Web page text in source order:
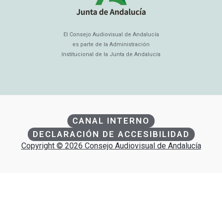
El Consejo Audiovisual de Andalucía
es parte de la Administración
Institucional de la Junta de Andalucía
CANAL INTERNO
DECLARACIÓN DE ACCESIBILIDAD
Copyright © 2026 Consejo Audiovisual de Andalucía